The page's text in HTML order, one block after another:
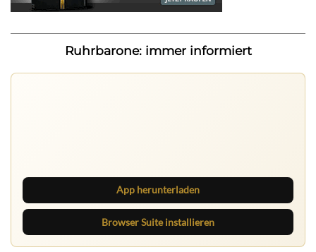
Ruhrbarone: immer informiert
App herunterladen
Browser Suite installieren